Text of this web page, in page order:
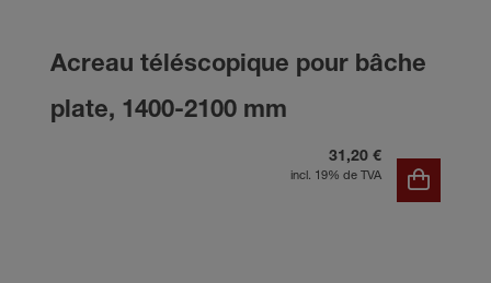
Acreau téléscopique pour bâche
plate, 1400-2100 mm
31,20 €
incl. 19% de TVA